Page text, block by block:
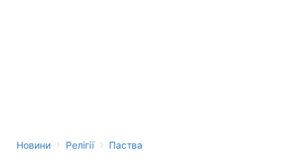
Новини › Релігії › Паства